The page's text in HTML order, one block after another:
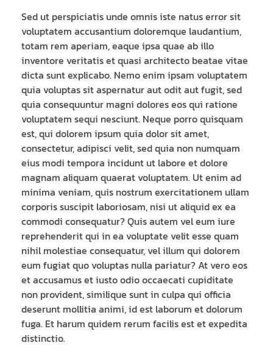
Sed ut perspiciatis unde omnis iste natus error sit
voluptatem accusantium doloremque laudantium,
totam rem aperiam, eaque ipsa quae ab illo
inventore veritatis et quasi architecto beatae vitae
dicta sunt explicabo. Nemo enim ipsam voluptatem
quia voluptas sit aspernatur aut odit aut fugit, sed
quia consequuntur magni dolores eos qui ratione
voluptatem sequi nesciunt. Neque porro quisquam
est, qui dolorem ipsum quia dolor sit amet,
consectetur, adipisci velit, sed quia non numquam
eius modi tempora incidunt ut labore et dolore
magnam aliquam quaerat voluptatem. Ut enim ad
minima veniam, quis nostrum exercitationem ullam
corporis suscipit laboriosam, nisi ut aliquid ex ea
commodi consequatur? Quis autem vel eum iure
reprehenderit qui in ea voluptate velit esse quam
nihil molestiae consequatur, vel illum qui dolorem
eum fugiat quo voluptas nulla pariatur? At vero eos
et accusamus et iusto odio occaecati cupiditate
non provident, similique sunt in culpa qui officia
deserunt mollitia animi, id est laborum et dolorum
fuga. Et harum quidem rerum facilis est et expedita
distinctio.